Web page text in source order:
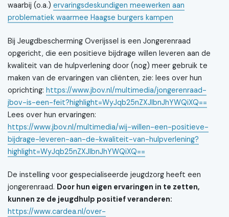
waarbij (o.a.) ervaringsdeskundigen meewerken aan
problematiek waarmee Haagse burgers kampen
Bij Jeugdbescherming Overijssel is een Jongerenraad
opgericht, die een positieve bijdrage willen leveren aan de
kwaliteit van de hulpverlening door (nog) meer gebruik te
maken van de ervaringen van cliënten, zie: lees over hun
oprichting: https://www.jbov.nl/multimedia/jongerenraad-
jbov-is-een-feit?highlight=WyJqb25nZXJlbnJhYWQiXQ==
Lees over hun ervaringen:
https://www.jbov.nl/multimedia/wij-willen-een-positieve-
bijdrage-leveren-aan-de-kwaliteit-van-hulpverlening?
highlight=WyJqb25nZXJlbnJhYWQiXQ==
De instelling voor gespecialiseerde jeugdzorg heeft een
jongerenraad. Door hun eigen ervaringen in te zetten,
kunnen ze de jeugdhulp positief veranderen:
https://www.cardea.nl/over-